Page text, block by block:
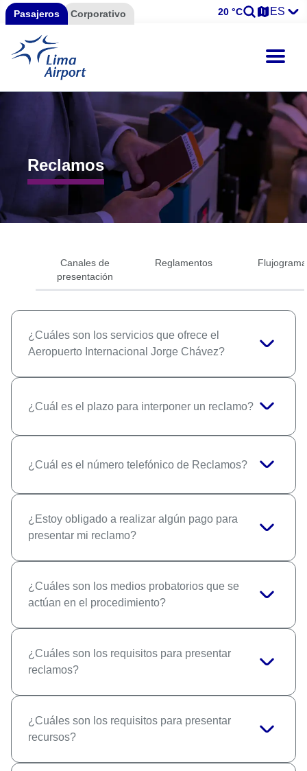
Pasajeros Corporativo 20 °C ES
Reclamos
Canales de
presentación
Reglamentos Flujograma
¿Cuáles son los servicios que ofrece el
Aeropuerto Internacional Jorge Chávez?
¿Cuál es el plazo para interponer un reclamo?
¿Cuál es el número telefónico de Reclamos?
¿Estoy obligado a realizar algún pago para
presentar mi reclamo?
¿Cuáles son los medios probatorios que se
actúan en el procedimiento?
¿Cuáles son los requisitos para presentar
reclamos?
¿Cuáles son los requisitos para presentar
recursos?